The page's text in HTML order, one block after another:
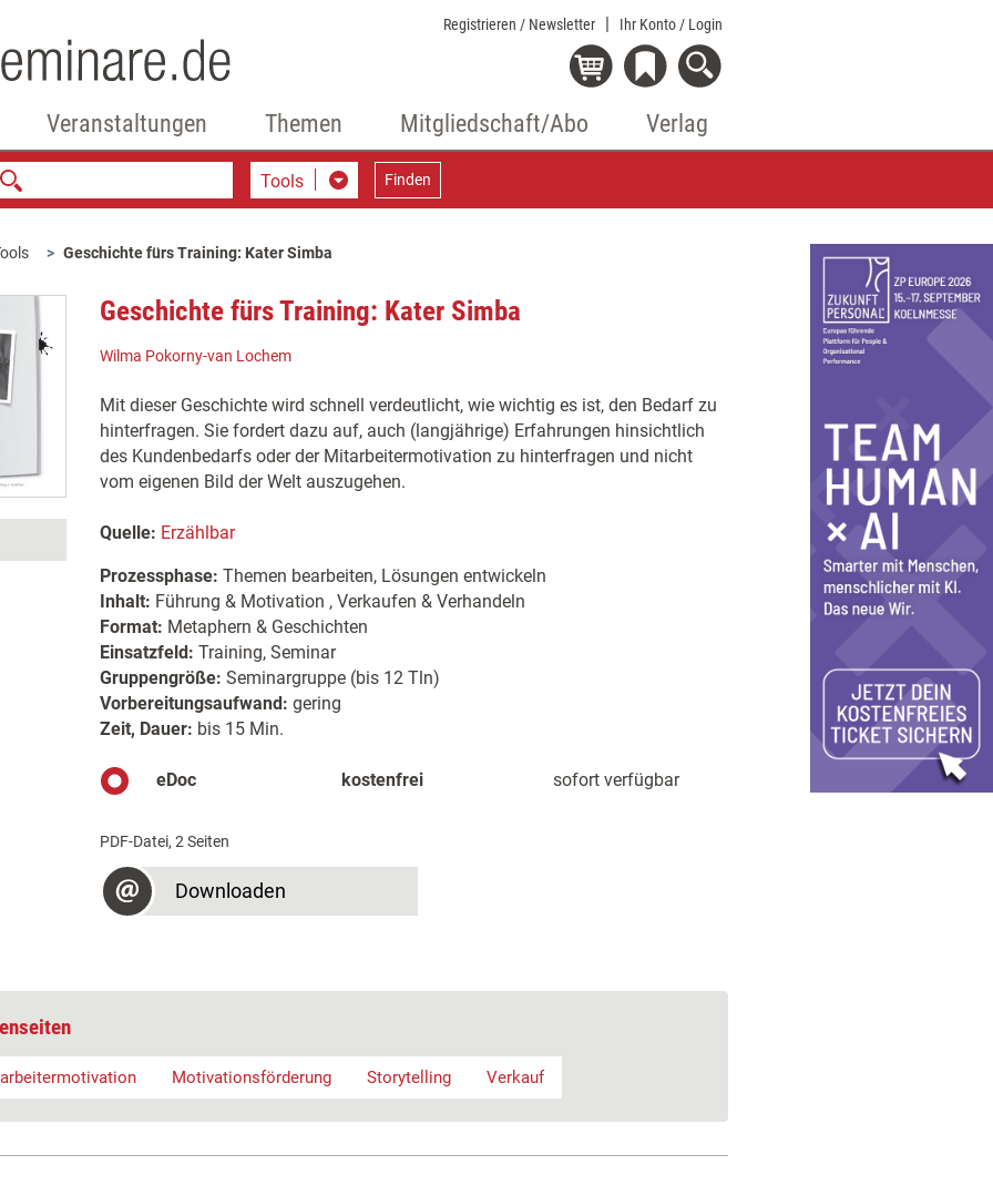
Registrieren / Newsletter Ihr Konto / Login
Veranstaltungen Themen Mitgliedschaft/Abo Verlag
Tools Finden
Geschichte fürs Training: Kater Simba
Geschichte fürs Training: Kater Simba
Wilma Pokorny-van Lochem
Mit dieser Geschichte wird schnell verdeutlicht, wie wichtig es ist, den Bedarf zu
hinterfragen. Sie fordert dazu auf, auch (langjährige) Erfahrungen hinsichtlich
des Kundenbedarfs oder der Mitarbeitermotivation zu hinterfragen und nicht
vom eigenen Bild der Welt auszugehen.
Quelle: Erzählbar
Prozessphase: Themen bearbeiten, Lösungen entwickeln
Inhalt: Führung & Motivation , Verkaufen & Verhandeln
Format: Metaphern & Geschichten
Einsatzfeld: Training, Seminar
Gruppengröße: Seminargruppe (bis 12 Tln)
Vorbereitungsaufwand: gering
Zeit, Dauer: bis 15 Min.
eDoc kostenfrei sofort verfügbar
PDF-Datei, 2 Seiten
Downloaden
Motivationsförderung Storytelling Verkauf